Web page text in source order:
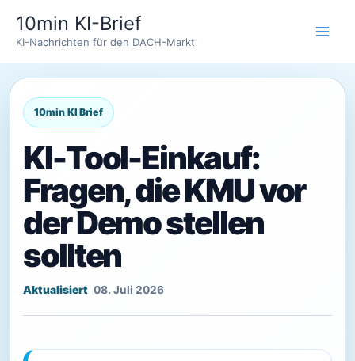
Inhalt
springen
10min KI-Brief
KI-Nachrichten für den DACH-Markt
KI-Tool-Einkauf:
Fragen, die KMU vor
der Demo stellen
sollten
08. Juli 2026